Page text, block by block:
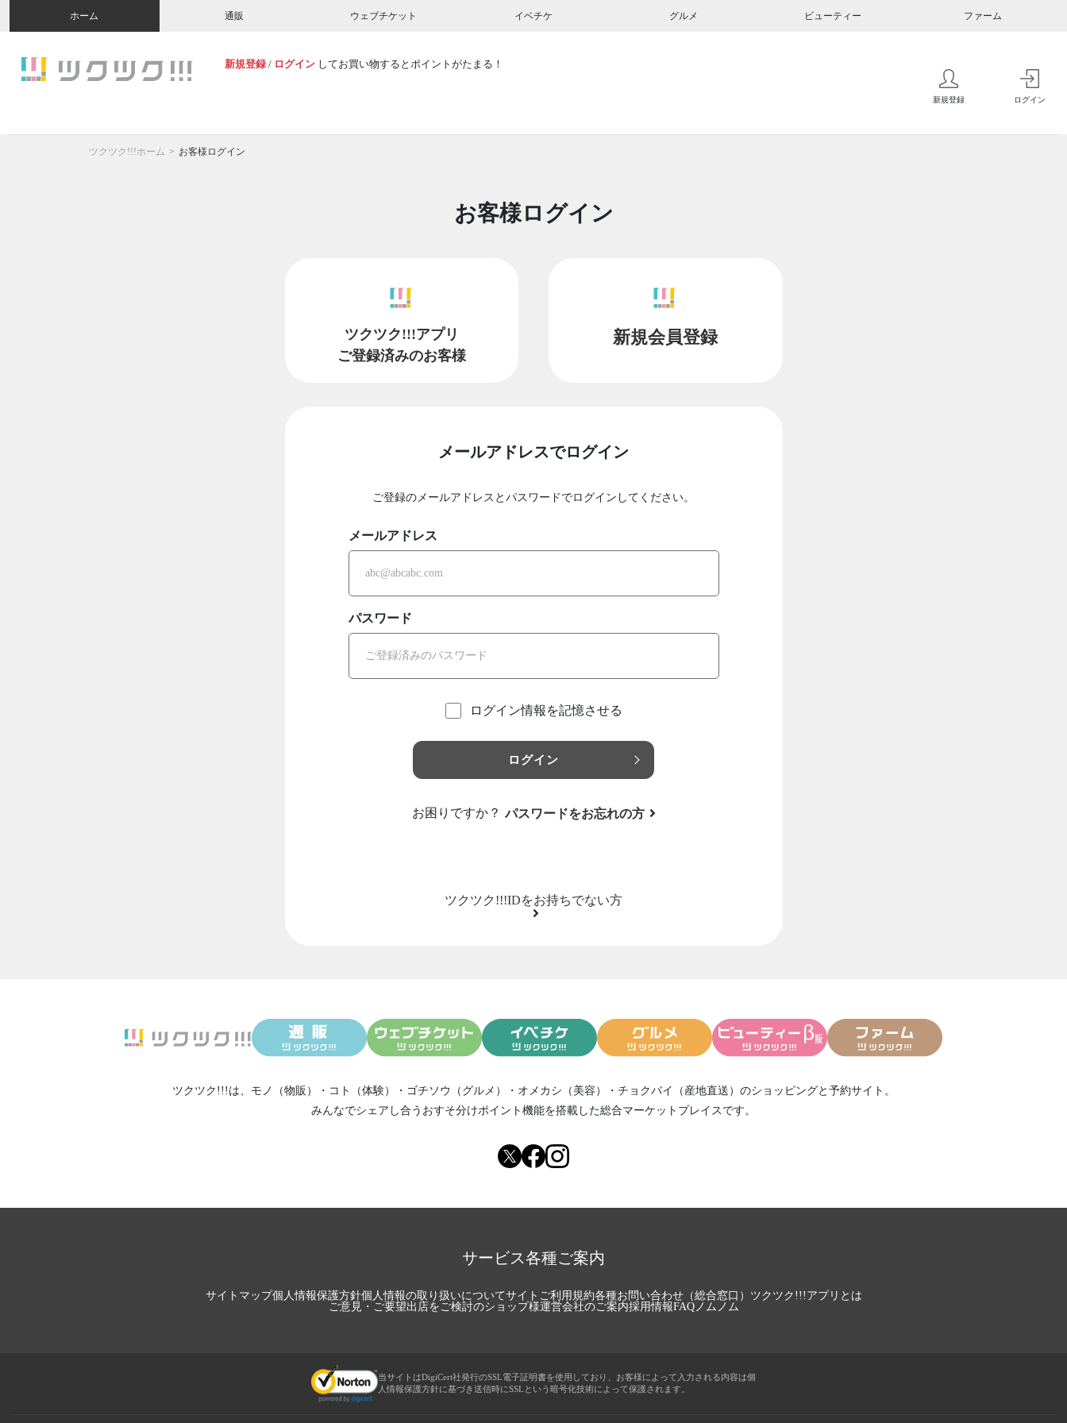
ホーム 通販 ウェブチケット イベチケ グルメ ビューティー ファーム
新規登録 / ログイン してお買い物するとポイントがたまる！
新規登録 ログイン
ツクツク!!!ホーム お客様ログイン
お客様ログイン
ツクツク!!!アプリ
ご登録済みのお客様
新規会員登録
メールアドレスでログイン
ご登録のメールアドレスとパスワードでログインしてください。
メールアドレス
パスワード
ログイン情報を記憶させる
ログイン
お困りですか？ パスワードをお忘れの方
ツクツク!!!IDをお持ちでない方
ツクツク!!!は、 モノ（物販） ・ コト（体験） ・ ゴチソウ（グルメ） ・ オメカシ（美容） ・ チョクバイ（産地直送） のショッピングと予約サイト。
みんなでシェアし合う おすそ分けポイント機能を搭載した総合マーケットプレイスです。
サービス各種ご案内
サイトマップ個人情報保護方針個人情報の取り扱いについてサイトご利用規約各種お問い合わせ（総合窓口） ツクツク!!!アプリとは
ご意見・ご要望出店をご検討のショップ様運営会社のご案内採用情報FAQノムノム
当サイトはDigiCert社発行のSSL電子証明書を使用しており、お客様によって入力される内容は個
人情報保護方針に基づき送信時にSSLという暗号化技術によって保護されます。